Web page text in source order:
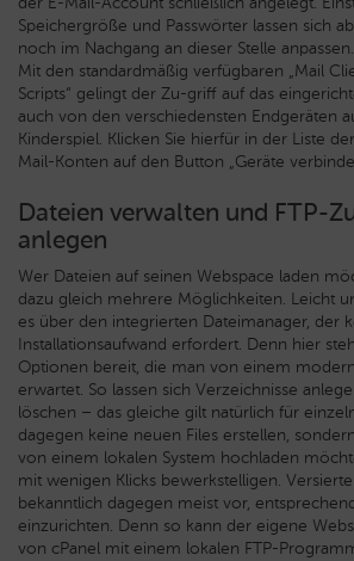
Speichergröße und Passwörter lassen sich
noch im Nachgang an dieser Stelle anpassen.
Mit den standardmäßig verfügbaren „Mail
Scripts“ gelingt der Zu-griff auf das
auch von den verschiedensten Endgeräten
Kinderspiel. Klicken Sie hierfür in der Liste
Mail-Konten auf den Button „Geräte
Dateien verwalten und FTP-
anlegen
Wer Dateien auf seinen Webspace laden
dazu gleich mehrere Möglichkeiten. Leicht
es über den integrierten Dateimanager, der
Installationsaufwand erfordert. Denn hier
Optionen bereit, die man von einem
erwartet. So lassen sich Verzeichnisse
löschen – das gleiche gilt natürlich für
dagegen keine neuen Files erstellen,
von einem lokalen System hochladen
mit wenigen Klicks bewerkstelligen.
bekanntlich dagegen meist vor,
einzurichten. Denn so kann der eigene
von cPanel mit einem lokalen FTP-